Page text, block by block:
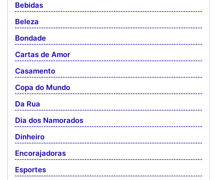
Bebidas
Beleza
Bondade
Cartas de Amor
Casamento
Copa do Mundo
Da Rua
Dia dos Namorados
Dinheiro
Encorajadoras
Esportes